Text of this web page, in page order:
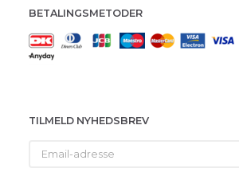
BETALINGSMETODER
TILMELD NYHEDSBREV
adresse